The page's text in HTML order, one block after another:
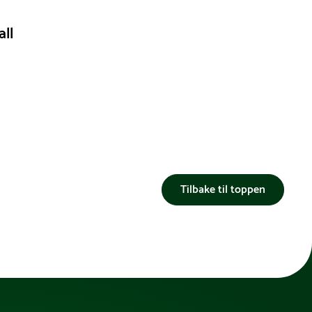
Tilbake til toppen